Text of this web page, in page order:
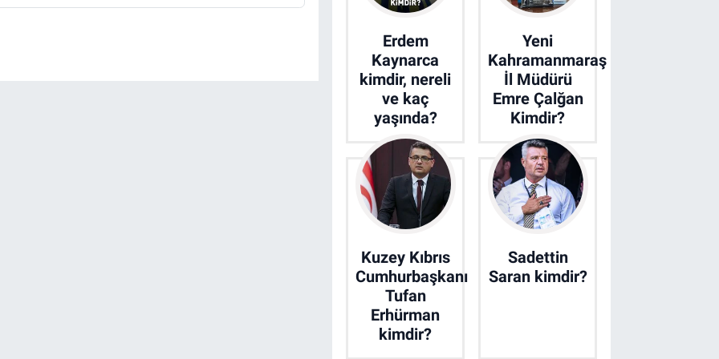
Erdem
Kaynarca
kimdir, nereli
ve kaç
yaşında?
Yeni
Kahramanmaraş
İl Müdürü
Emre Çalğan
Kimdir?
Kuzey Kıbrıs
Cumhurbaşkanı
Tufan
Erhürman
kimdir?
Sadettin
Saran kimdir?